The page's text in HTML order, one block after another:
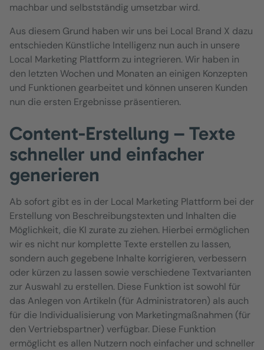
machbar und selbstständig umsetzbar wird.
Aus diesem Grund haben wir uns bei Local Brand X dazu
entschieden Künstliche Intelligenz nun auch in unsere
Local Marketing Plattform zu integrieren. Wir haben in
den letzten Wochen und Monaten an einigen Konzepten
und Funktionen gearbeitet und können unseren Kunden
nun die ersten Ergebnisse präsentieren.
Content-Erstellung – Texte
schneller und einfacher
generieren
Ab sofort gibt es in der Local Marketing Plattform bei der
Erstellung von Beschreibungstexten und Inhalten die
Möglichkeit, die KI zurate zu ziehen. Hierbei ermöglichen
wir es nicht nur komplette Texte erstellen zu lassen,
sondern auch gegebene Inhalte korrigieren, verbessern
oder kürzen zu lassen sowie verschiedene Textvarianten
zur Auswahl zu erstellen. Diese Funktion ist sowohl für
das Anlegen von Artikeln (für Administratoren) als auch
für die Individualisierung von Marketingmaßnahmen (für
den Vertriebspartner) verfügbar. Diese Funktion
ermöglicht es allen Nutzern noch einfacher und schneller